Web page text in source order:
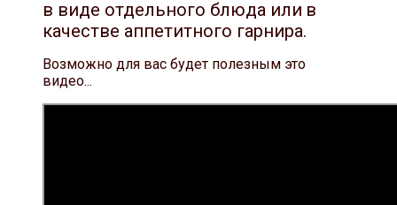
в виде отдельного блюда или в
качестве аппетитного гарнира.
Возможно для вас будет полезным это
видео...